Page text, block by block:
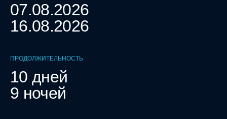
07.08.2026
16.08.2026
ПРОДОЛЖИТЕЛЬНОСТЬ
10 дней
9 ночей